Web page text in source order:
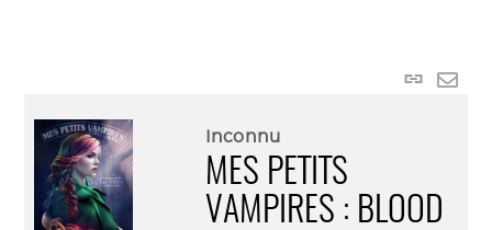
Lien
Inconnu
MES PETITS
VAMPIRES : BLOOD